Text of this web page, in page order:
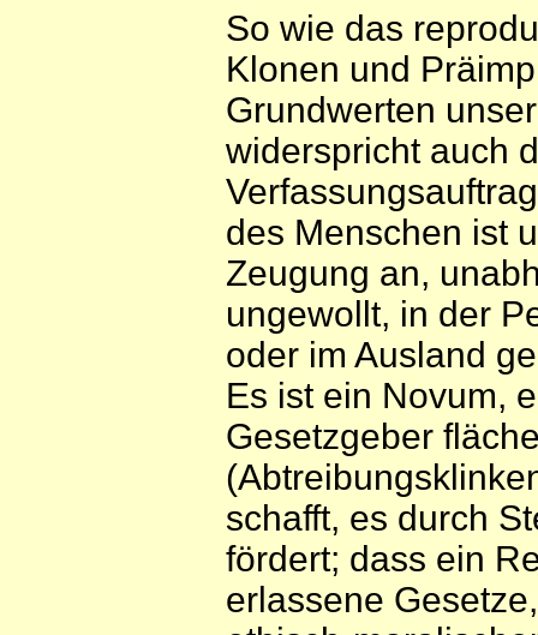
So wie das
Klonen und
Grundwerten
widerspricht auch
des Menschen ist
Zeugung an,
ungewollt, in der
oder im Ausland
Es ist ein Novum,
Gesetzgeber
schafft, es durch
fördert; dass ein
erlassene